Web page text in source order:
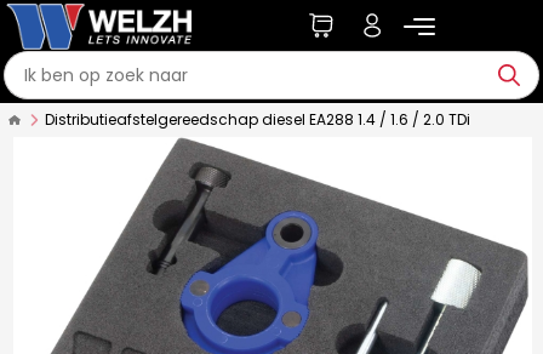
Distributieafstelgereedschap diesel EA288 1.4 / 1.6 / 2.0 TDi